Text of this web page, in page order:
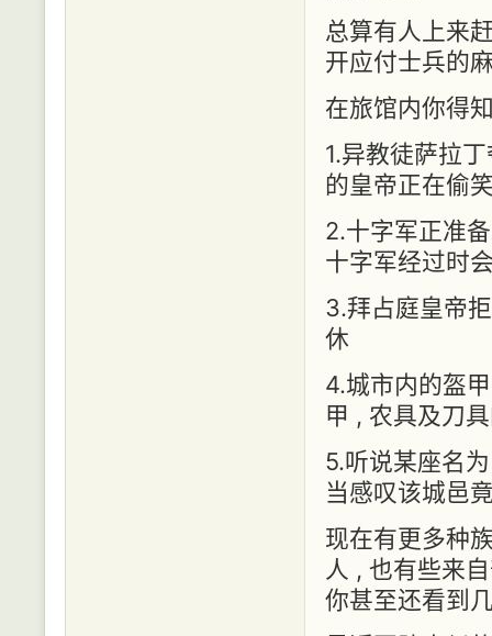
总算有人上来
开应付士兵的
在旅馆内你得
1.异教徒萨拉
的皇帝正在偷
2.十字军正准
十字军经过时
3.拜占庭皇帝
休
4.城市内的盔
甲 , 农具及刀
5.听说某座名
当感叹该城邑
现在有更多种
人 , 也有些来
你甚至还看到